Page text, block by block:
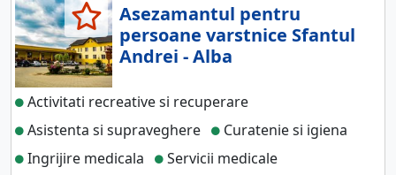
Asezamantul pentru
persoane varstnice Sfantul
Andrei - Alba
Activitati recreative si recuperare
Asistenta si supraveghere
Curatenie si igiena
Ingrijire medicala
Servicii medicale